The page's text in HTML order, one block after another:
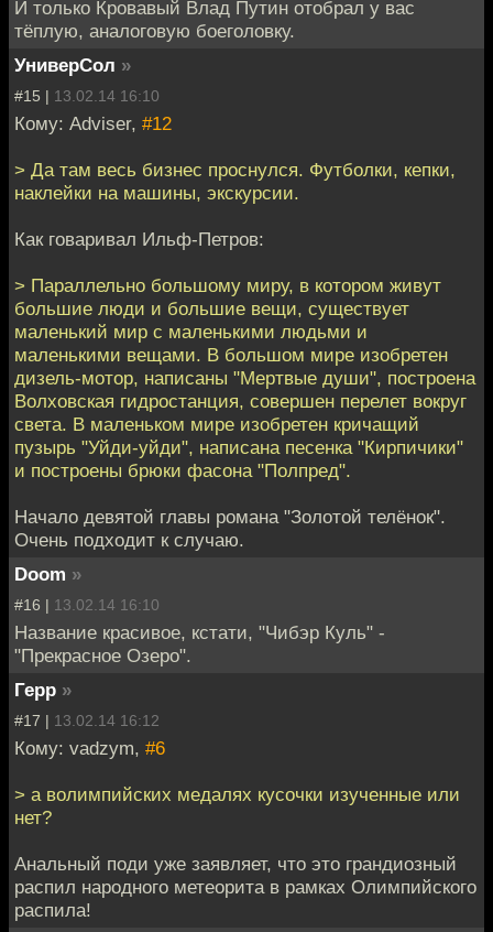
И только Кровавый Влад Путин отобрал у вас
тёплую, аналоговую боеголовку.
УниверСол »
#15 | 13.02.14 16:10
Кому: Adviser, #12
> Да там весь бизнес проснулся. Футболки, кепки,
наклейки на машины, экскурсии.
Как говаривал Ильф-Петров:
> Параллельно большому миру, в котором живут
большие люди и большие вещи, существует
маленький мир с маленькими людьми и
маленькими вещами. В большом мире изобретен
дизель-мотор, написаны "Мертвые души", построена
Волховская гидростанция, совершен перелет вокруг
света. В маленьком мире изобретен кричащий
пузырь "Уйди-уйди", написана песенка "Кирпичики"
и построены брюки фасона "Полпред".
Начало девятой главы романа "Золотой телёнок".
Очень подходит к случаю.
Doom »
#16 | 13.02.14 16:10
Название красивое, кстати, "Чибэр Куль" -
"Прекрасное Озеро".
Герр »
#17 | 13.02.14 16:12
Кому: vadzym, #6
> а волимпийских медалях кусочки изученные или
нет?
Анальный поди уже заявляет, что это грандиозный
распил народного метеорита в рамках Олимпийского
распила!